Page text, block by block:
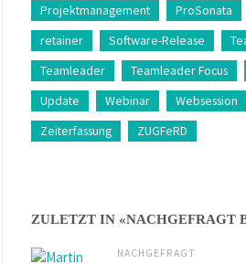
Projektmanagement
ProSonata
retainer
Software-Release
Teamleader
Teamleader Focus
Update
Webinar Websession
Zeiterfassung
ZUGFeRD
ZULETZT IN «NACHGEFRAGT
NACHGEFRAGT